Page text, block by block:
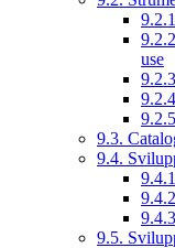
use
9.3.
9.4.
9.5.